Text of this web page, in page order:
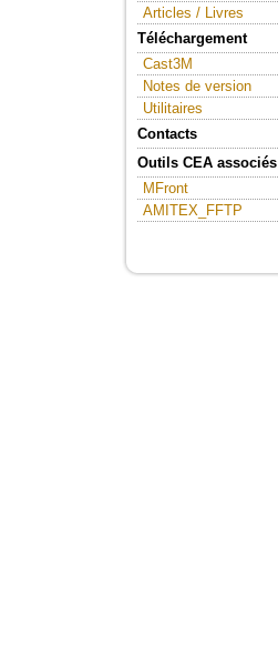
Articles / Livres
Téléchargement
Cast3M
Notes de version
Utilitaires
Contacts
Outils CEA associés
MFront
AMITEX_FFTP